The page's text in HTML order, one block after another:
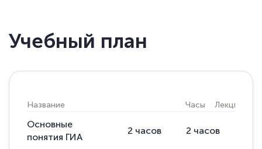
Выражаю благодарность за курс
повышения квалификации "Эксперт ЕГЭ по
русскому языку и литературе". Много
Учебный план
Название Часы Лекции
Основные
понятия ГИА
2 часов 2 часов